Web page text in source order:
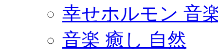
幸せホルモン 音
音楽 癒し 自然